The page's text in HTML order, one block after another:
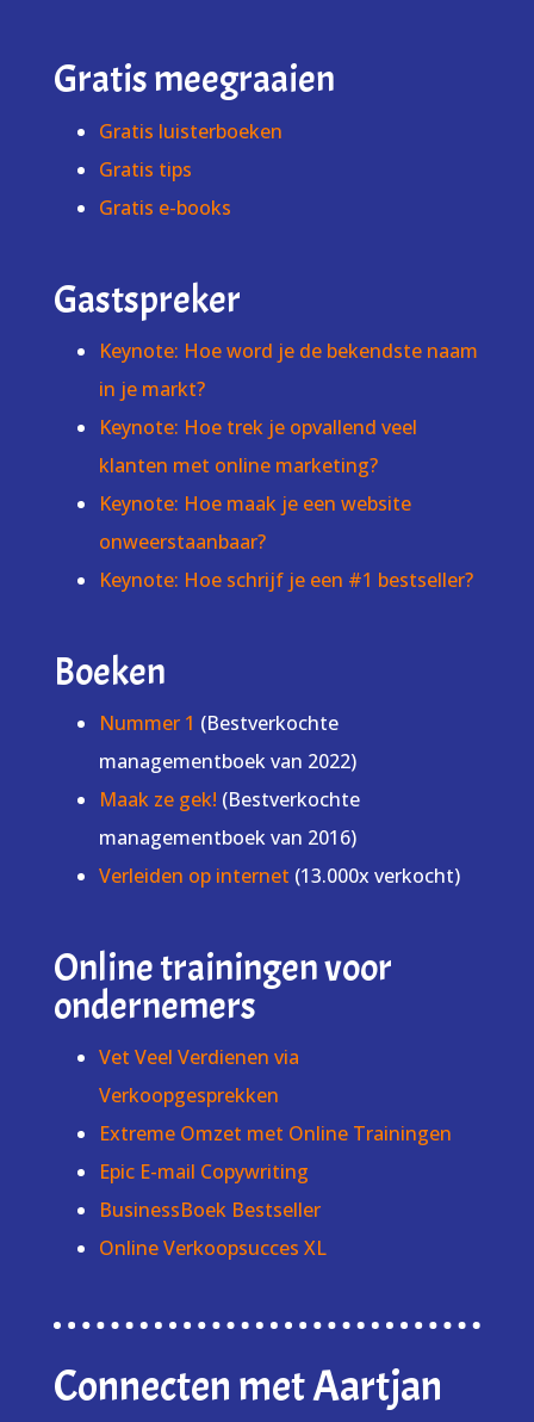
Gratis meegraaien
Gratis luisterboeken
Gratis tips
Gratis e-books
Gastspreker
Keynote: Hoe word je de bekendste naam
in je markt?
Keynote: Hoe trek je opvallend veel
klanten met online marketing?
Keynote: Hoe maak je een website
onweerstaanbaar?
Keynote: Hoe schrijf je een #1 bestseller?
Boeken
Nummer 1 (Bestverkochte
managementboek van 2022)
Maak ze gek! (Bestverkochte
managementboek van 2016)
Verleiden op internet (13.000x verkocht)
Online trainingen voor
ondernemers
Vet Veel Verdienen via
Verkoopgesprekken
Extreme Omzet met Online Trainingen
Epic E-mail Copywriting
BusinessBoek Bestseller
Online Verkoopsucces XL
Connecten met Aartjan